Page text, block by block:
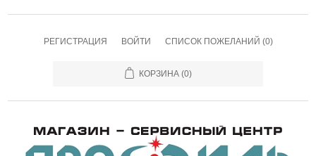
РЕГИСТРАЦИЯ ВОЙТИ СПИСОК ПОЖЕЛАНИЙ (0)
КОРЗИНА (0)